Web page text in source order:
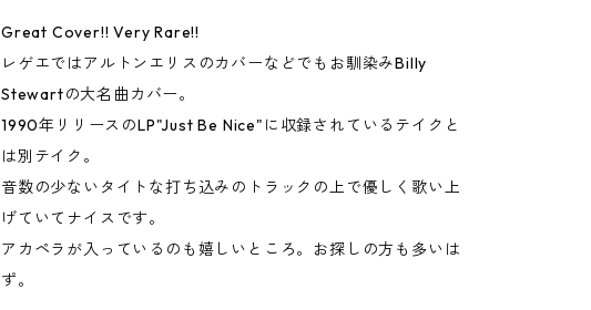
Great Cover!! Very Rare!!
レゲエではアルトンエリスのカバーなどでもお馴染みBilly
Stewartの大名曲カバー。
1990年リリースのLP"Just Be Nice"に収録されているテイクと
は別テイク。
音数の少ないタイトな打ち込みのトラックの上で優しく歌い上
げていてナイスです。
アカペラが入っているのも嬉しいところ。お探しの方も多いは
ず。